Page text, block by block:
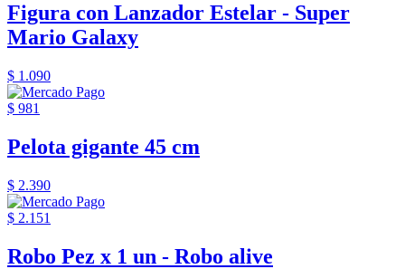
Figura con Lanzador Estelar - Super
Mario Galaxy
$ 1.090
$ 981
Pelota gigante 45 cm
$ 2.390
$ 2.151
Robo Pez x 1 un - Robo alive